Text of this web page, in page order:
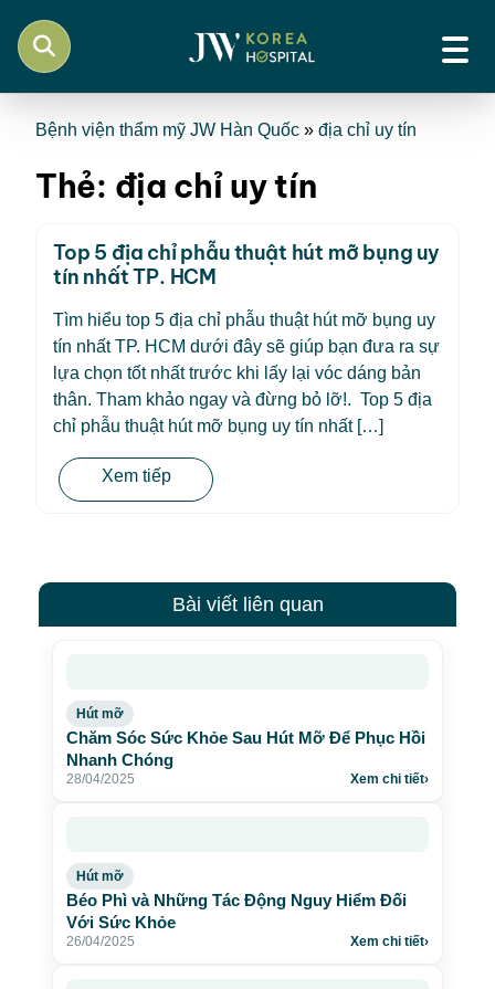
Bệnh viện thẩm mỹ JW Hàn Quốc » địa chỉ uy tín
Thẻ: địa chỉ uy tín
Top 5 địa chỉ phẫu thuật hút mỡ bụng uy
tín nhất TP. HCM
Tìm hiểu top 5 địa chỉ phẫu thuật hút mỡ bụng uy
tín nhất TP. HCM dưới đây sẽ giúp bạn đưa ra sự
lựa chọn tốt nhất trước khi lấy lại vóc dáng bản
thân. Tham khảo ngay và đừng bỏ lỡ!. Top 5 địa
chỉ phẫu thuật hút mỡ bụng uy tín nhất […]
Xem tiếp
Bài viết liên quan
Hút mỡ
Chăm Sóc Sức Khỏe Sau Hút Mỡ Để Phục Hồi
Nhanh Chóng
28/04/2025 Xem chi tiết›
Hút mỡ
Béo Phì và Những Tác Động Nguy Hiểm Đối
Với Sức Khỏe
26/04/2025 Xem chi tiết›